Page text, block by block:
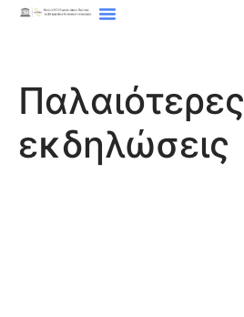
Παλαιότερες
εκδηλώσεις